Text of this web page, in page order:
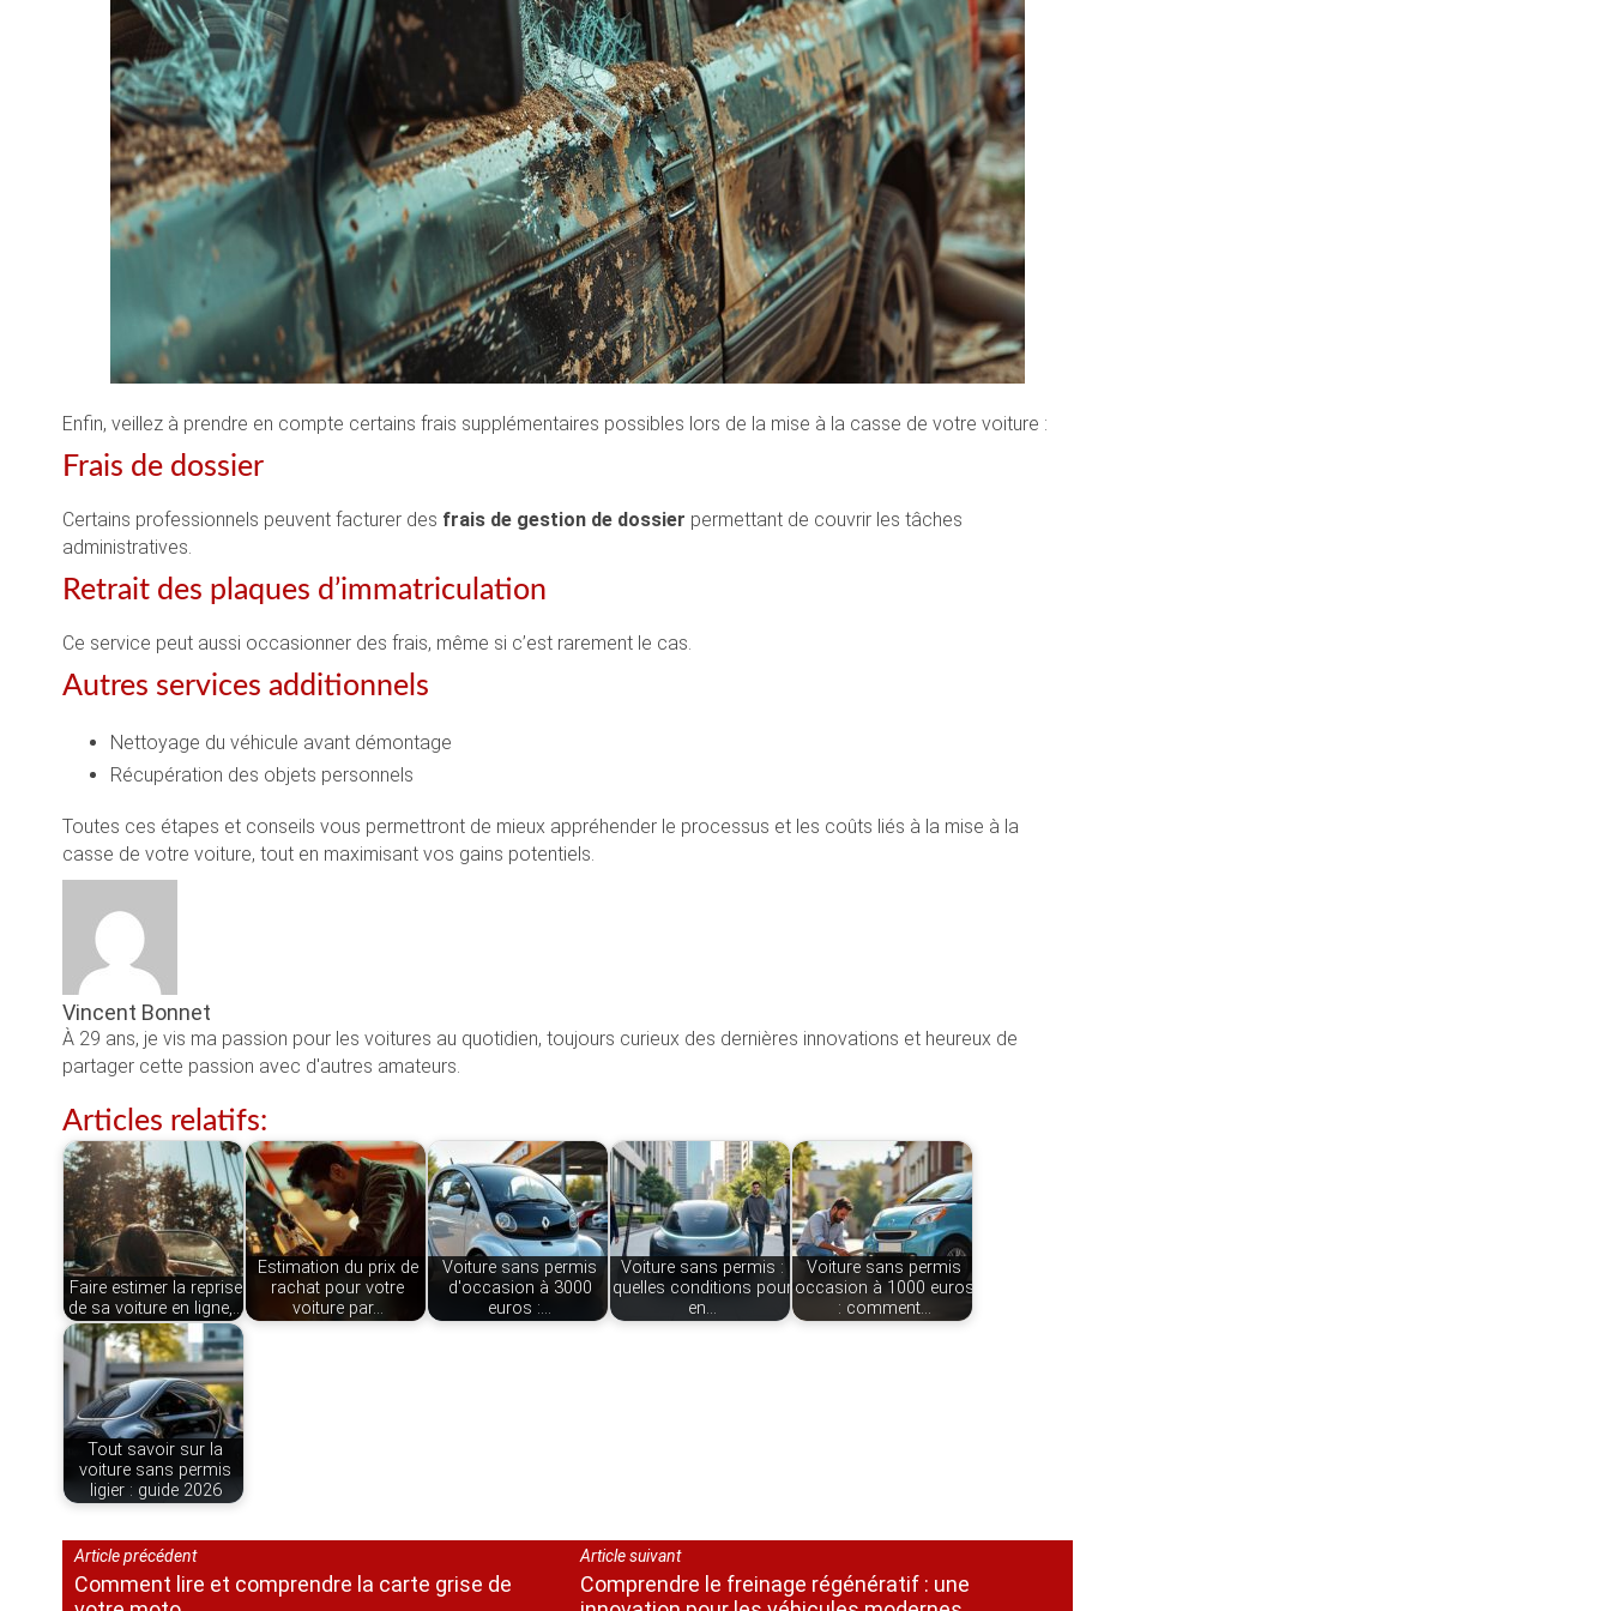
Enfin, veillez à prendre en compte certains frais supplémentaires possibles lors de la mise à la casse de votre voiture :
Frais de dossier
Certains professionnels peuvent facturer des frais de gestion de dossier permettant de couvrir les tâches
administratives.
Retrait des plaques d’immatriculation
Ce service peut aussi occasionner des frais, même si c’est rarement le cas.
Autres services additionnels
Nettoyage du véhicule avant démontage
Récupération des objets personnels
Toutes ces étapes et conseils vous permettront de mieux appréhender le processus et les coûts liés à la mise à la
casse de votre voiture, tout en maximisant vos gains potentiels.
Vincent Bonnet
À 29 ans, je vis ma passion pour les voitures au quotidien, toujours curieux des dernières innovations et heureux de
partager cette passion avec d'autres amateurs.
Articles relatifs:
Faire estimer la reprise
de sa voiture en ligne,…
Estimation du prix de
rachat pour votre
voiture par…
Voiture sans permis
d'occasion à 3000
euros :…
Voiture sans permis :
quelles conditions pour
en…
Voiture sans permis
occasion à 1000 euros
: comment…
Tout savoir sur la
voiture sans permis
ligier : guide 2026
Article précédent
Comment lire et comprendre la carte grise de
Article suivant
Comprendre le freinage régénératif : une